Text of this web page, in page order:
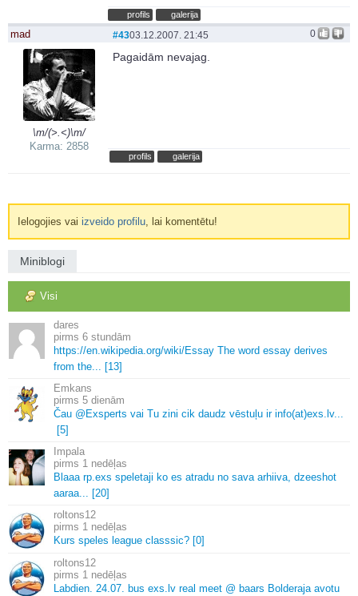
profils galerija
mad
\m/(>.<)\m/
Karma: 2858
0
#4303.12.2007. 21:45
Pagaidām nevajag.
profils galerija
Ielogojies vaiizveido profilu , lai komentētu!
Miniblogi
Visi
dares
6 stundām
https://en.wikipedia.org/wiki/Essay The word essay derives
from the... [13]
Emkans
5 dienām
Čau @Exsperts vai Tu zini cik daudz vēstuļu ir info(at)exs. lv...
[5]
Impala
1 nedēļas
Blaaa rp.exs speletaji ko es atradu no sava arhiiva, dzeeshot
aaraa... [20]
roltons12
1 nedēļas
Kurs speles league classsic? [0]
roltons12
1 nedēļas
Labdien. 24.07. bus exs. lv real meet @ baars Bolderaja avotu